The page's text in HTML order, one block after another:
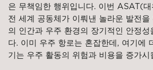
은 무책임한 행위입니다. 이번 ASAT(
전 세계 공동체가 이뤄낸 놀라운 발전을
의 인간과 우주 환경의 장기적인 안정성
다. 이미 우주 항로는 혼잡한데, 여기에
기는 우주 활동의 위험과 비용을 증가시